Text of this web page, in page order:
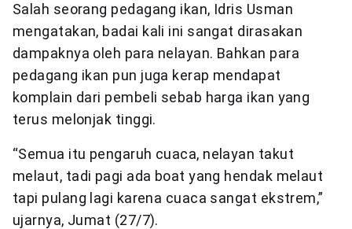
Salah seorang pedagang ikan, Idris Usman
mengatakan, badai kali ini sangat dirasakan
dampaknya oleh para nelayan. Bahkan para
pedagang ikan pun juga kerap mendapat
komplain dari pembeli sebab harga ikan yang
terus melonjak tinggi.
“Semua itu pengaruh cuaca, nelayan takut
melaut, tadi pagi ada boat yang hendak melaut
tapi pulang lagi karena cuaca sangat ekstrem,”
ujarnya, Jumat (27/7).